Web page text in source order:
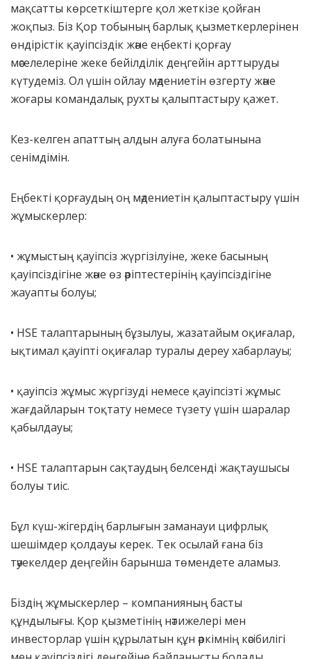
мақсатты көрсеткіштерге қол жеткізе қойған
жоқпыз. Біз Қор тобының барлық қызметкерлерінен
өндірістік қауіпсіздік және еңбекті қорғау
мәселелеріне жеке бейілділік деңгейін арттыруды
күтудеміз. Ол үшін ойлау мәдениетін өзгерту және
жоғары командалық рухты қалыптастыру қажет.
Кез-келген апаттың алдын алуға болатынына
сенімдімін.
Еңбекті қорғаудың оң мәдениетін қалыптастыру үшін
жұмыскерлер:
• жұмыстың қауіпсіз жүргізілуіне, жеке басының
қауіпсіздігіне және өз әріптестерінің қауіпсіздігіне
жауапты болуы;
• HSE талаптарының бұзылуы, жазатайым оқиғалар,
ықтимал қауіпті оқиғалар туралы дереу хабарлауы;
• қауіпсіз жұмыс жүргізуді немесе қауіпсізті жұмыс
жағдайларын тоқтату немесе түзету үшін шаралар
қабылдауы;
• HSE талаптарын сақтаудың белсенді жақтаушысы
болуы тиіс.
Бұл күш-жігердің барлығын заманауи цифрлық
шешімдер қолдауы керек. Тек осылай ғана біз
тәуекелдер деңгейін барынша төмендете аламыз.
Біздің жұмыскерлер – компанияның басты
құндылығы. Қор қызметінің нәтижелері мен
инвесторлар үшін құрылатын құн әркімнің кәсібилігі